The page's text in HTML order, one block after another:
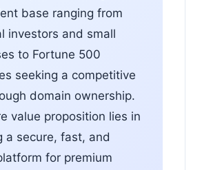
base ranging from
investors and small
to Fortune 500
seeking a competitive
domain ownership.
value proposition lies in
a secure, fast, and
for premium